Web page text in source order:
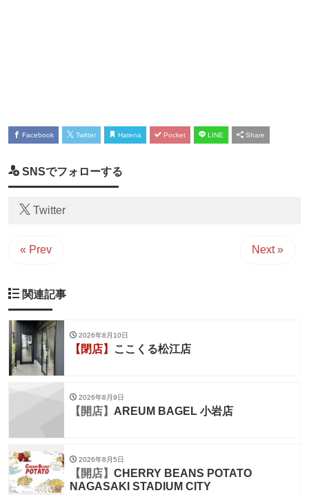
Facebook Twitter Hatena Pocket LINE Share
SNSでフォローする
Twitter
« Prev Next »
関連記事
2026年8月10日
【閉店】 ここくる松江店
2026年8月9日
【開店】 AREUM BAGEL 小岩店
2026年8月5日
【開店】 CHERRY BEANS POTATO
NAGASAKI STADIUM CITY